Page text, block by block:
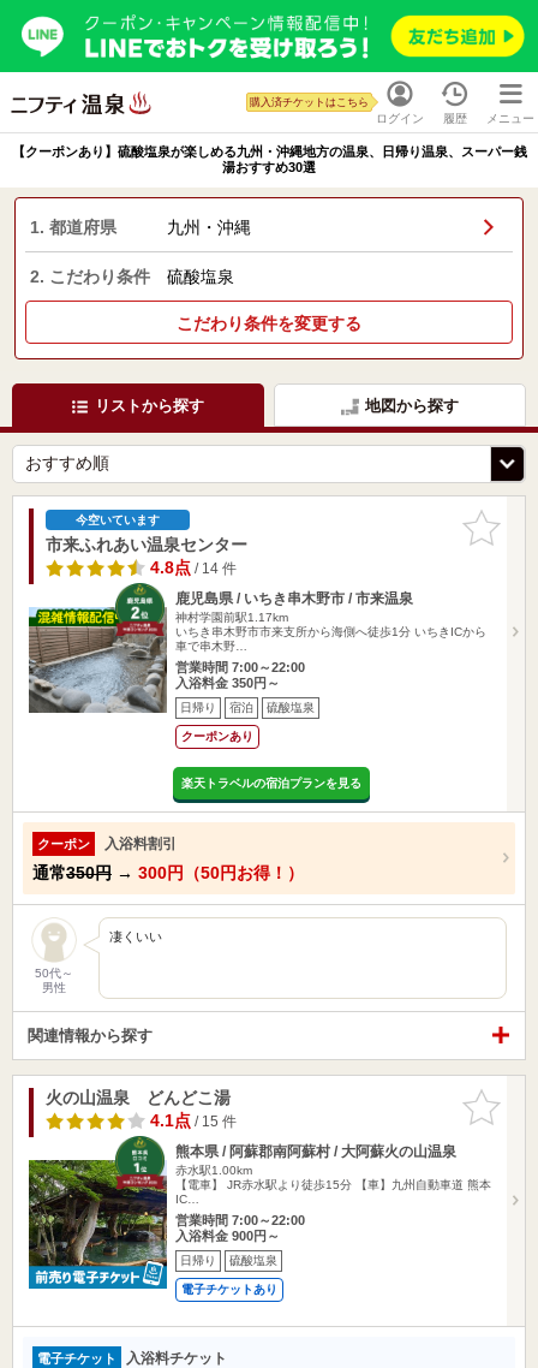
ログイン
購入済チケットはこちら
履歴 メニュー
【クーポンあり】硫酸塩泉が楽しめる九州・沖縄地方の温泉、日帰り温泉、スーパー銭
湯おすすめ30選
1. 都道府県 九州・沖縄
2. こだわり条件 硫酸塩泉
こだわり条件を変更する
リストから探す 地図から探す
お気に入
りに追加
今空いています
市来ふれあい温泉センター
4.8点/ 14 件
鹿児島県 / いちき串木野市 / 市来温泉
神村学園前駅1.17km
いちき串木野市市来支所から海側へ徒歩1分 いちきICから
車で串木野…
営業時間 7:00～22:00
入浴料金 350円～
日帰り 宿泊 硫酸塩泉
クーポンあり
楽天トラベルの宿泊プランを見る
クーポン 入浴料割引
通常350円 → 300円（50円お得！）
50代～
男性
凄くいい
関連情報から探す
お気に入
りに追加
火の山温泉 どんどこ湯
4.1点/ 15 件
熊本県 / 阿蘇郡南阿蘇村 / 大阿蘇火の山温泉
赤水駅1.00km
【電車】 JR赤水駅より徒歩15分 【車】九州自動車道 熊本
IC…
営業時間 7:00～22:00
入浴料金 900円～
日帰り 硫酸塩泉
電子チケットあり
電子チケット 入浴料チケット